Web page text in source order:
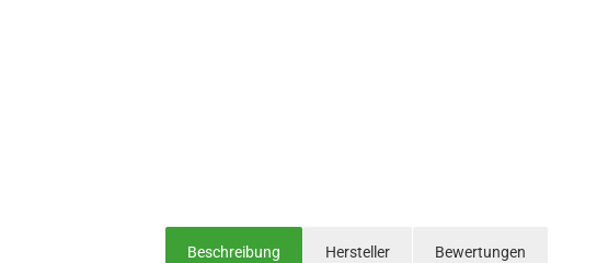
Beschreibung Hersteller Bewertungen